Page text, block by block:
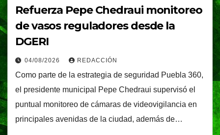
Refuerza Pepe Chedraui monitoreo
de vasos reguladores desde la
DGERI
04/08/2026 REDACCIÓN
Como parte de la estrategia de seguridad Puebla 360,
el presidente municipal Pepe Chedraui supervisó el
puntual monitoreo de cámaras de videovigilancia en
principales avenidas de la ciudad, además de…